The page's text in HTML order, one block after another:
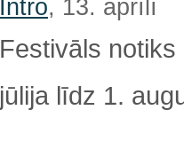
Intro, 13. aprīlī
Festivāls notiks
jūlija līdz 1.